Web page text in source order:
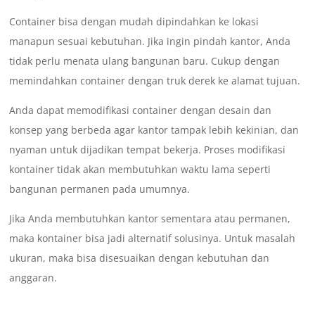
Container bisa dengan mudah dipindahkan ke lokasi
manapun sesuai kebutuhan. Jika ingin pindah kantor, Anda
tidak perlu menata ulang bangunan baru. Cukup dengan
memindahkan container dengan truk derek ke alamat tujuan.
Anda dapat memodifikasi container dengan desain dan
konsep yang berbeda agar kantor tampak lebih kekinian, dan
nyaman untuk dijadikan tempat bekerja. Proses modifikasi
kontainer tidak akan membutuhkan waktu lama seperti
bangunan permanen pada umumnya.
Jika Anda membutuhkan kantor sementara atau permanen,
maka kontainer bisa jadi alternatif solusinya. Untuk masalah
ukuran, maka bisa disesuaikan dengan kebutuhan dan
anggaran.